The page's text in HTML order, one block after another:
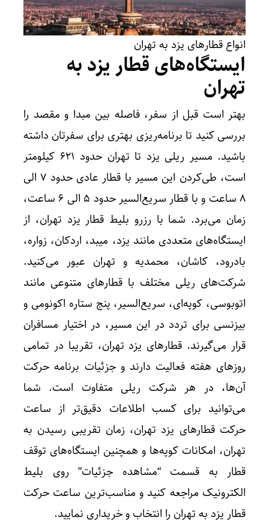
انواع قطارهای یزد به تهران
ایستگاه‌های قطار یزد به
تهران
بهتر است قبل از سفر، فاصله بین مبدا و مقصد را
بررسی کنید تا برنامه‌ریزی بهتری برای سفرتان داشته
باشید. مسیر ریلی یزد تا تهران حدود ۶۲۱ کیلومتر
است، طی‌کردن این مسیر با قطار عادی حدود ۷ الی
۸ ساعت و با قطار سریع‌السیر حدود ۵ الی ۶ ساعت،
زمان می‌برد. شما با رزرو بلیط قطار یزد تهران، از
ایستگاه‌های متعددی مانند یزد، میبد، اردکان، زواره،
بادرود، کاشان، محمدیه و تهران عبور می‌کنید.
شرکت‌های ریلی مختلف با قطارهای متنوعی مانند
اتوبوسی، کوپه‌ای، سریع‌السیر، پنج ستاره اکونومی و
بیزنسی برای تردد در این مسیر، در اختیار مسافران
قرار می‌گیرند. قطارهای یزد تهران، تقریبا در تمامی
روزهای هفته فعالیت دارند و جزئیات برنامه حرکت
آن‌ها، در هر شرکت ریلی متفاوت است. شما
می‌توانید برای کسب اطلاعات دقیق‌تر از ساعت
حرکت قطارهای یزد تهران، زمان تقریبی رسیدن به
تهران، امکانات کوپه‌ها و همچنین ایستگاه‌های توقف
قطار به قسمت “مشاهده جزئیات” روی بلیط
الکترونیک مراجعه کنید و مناسب‌ترین ساعت حرکت
قطار یزد به تهران را انتخاب و خریداری نمایید.